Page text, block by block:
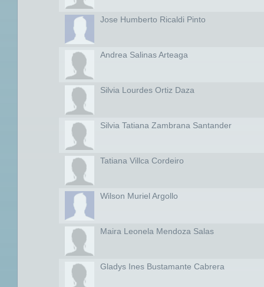
Jose Humberto Ricaldi Pinto
Andrea Salinas Arteaga
Silvia Lourdes Ortiz Daza
Silvia Tatiana Zambrana Santander
Tatiana Villca Cordeiro
Wilson Muriel Argollo
Maira Leonela Mendoza Salas
Gladys Ines Bustamante Cabrera